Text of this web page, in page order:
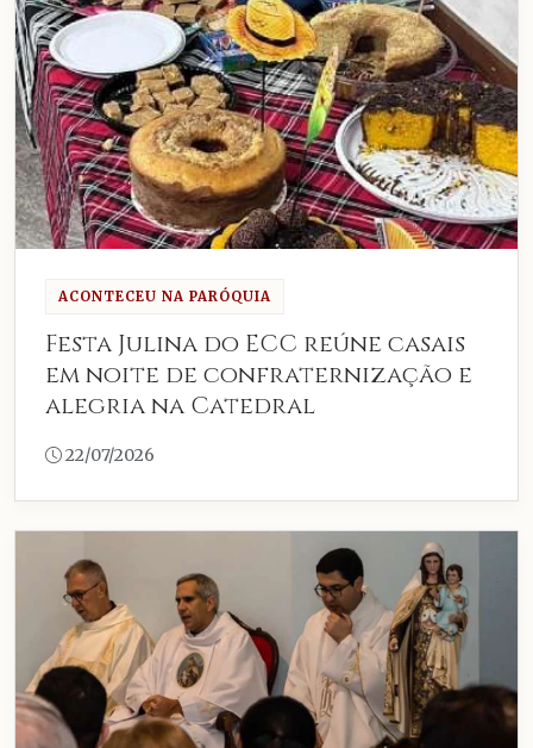
ACONTECEU NA PARÓQUIA
Festa Julina do ECC reúne casais
em noite de confraternização e
alegria na Catedral
22/07/2026